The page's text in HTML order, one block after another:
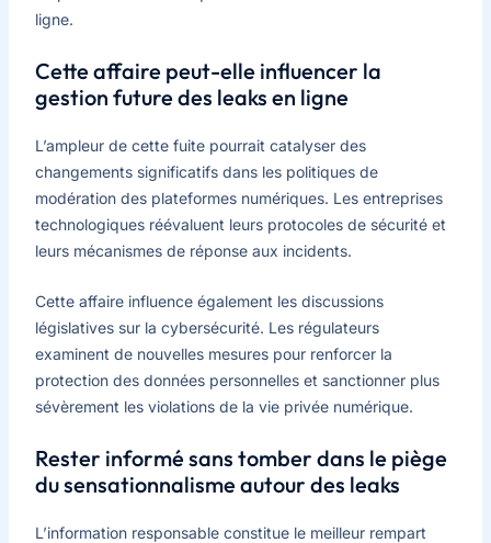
ligne.
Cette affaire peut-elle influencer la
gestion future des leaks en ligne
L’ampleur de cette fuite pourrait catalyser des
changements significatifs dans les politiques de
modération des plateformes numériques. Les entreprises
technologiques réévaluent leurs protocoles de sécurité et
leurs mécanismes de réponse aux incidents.
Cette affaire influence également les discussions
législatives sur la cybersécurité. Les régulateurs
examinent de nouvelles mesures pour renforcer la
protection des données personnelles et sanctionner plus
sévèrement les violations de la vie privée numérique.
Rester informé sans tomber dans le piège
du sensationnalisme autour des leaks
L’information responsable constitue le meilleur rempart